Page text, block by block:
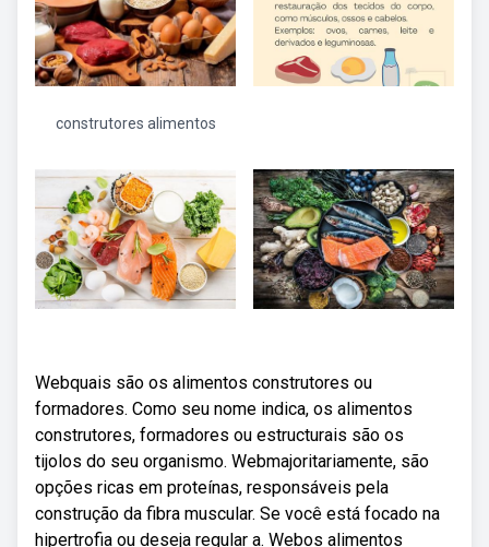
construtores alimentos
Webquais são os alimentos construtores ou
formadores. Como seu nome indica, os alimentos
construtores, formadores ou estructurais são os
tijolos do seu organismo. Webmajoritariamente, são
opções ricas em proteínas, responsáveis pela
construção da fibra muscular. Se você está focado na
hipertrofia ou deseja regular a. Webos alimentos